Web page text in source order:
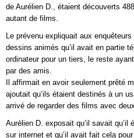
de Aurélien D., étaient découverts
autant de films.
Le prévenu expliquait aux
dessins animés qu’il avait en partie
ordinateur pour un tiers, le reste
par des amis.
Il affirmait en avoir seulement prêté
ajoutait qu’ils étaient destinés à un
arrivé de regarder des films avec
Aurélien D. exposait qu’il savait
sur internet et qu’il avait fait cela